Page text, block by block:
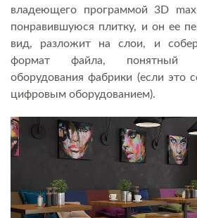
владеющего программой 3D
понравившуюся плитку, и он ее
вид, разложит на слои, и
формат файла, понятный
оборудования фабрики (если это
цифровым оборудованием).